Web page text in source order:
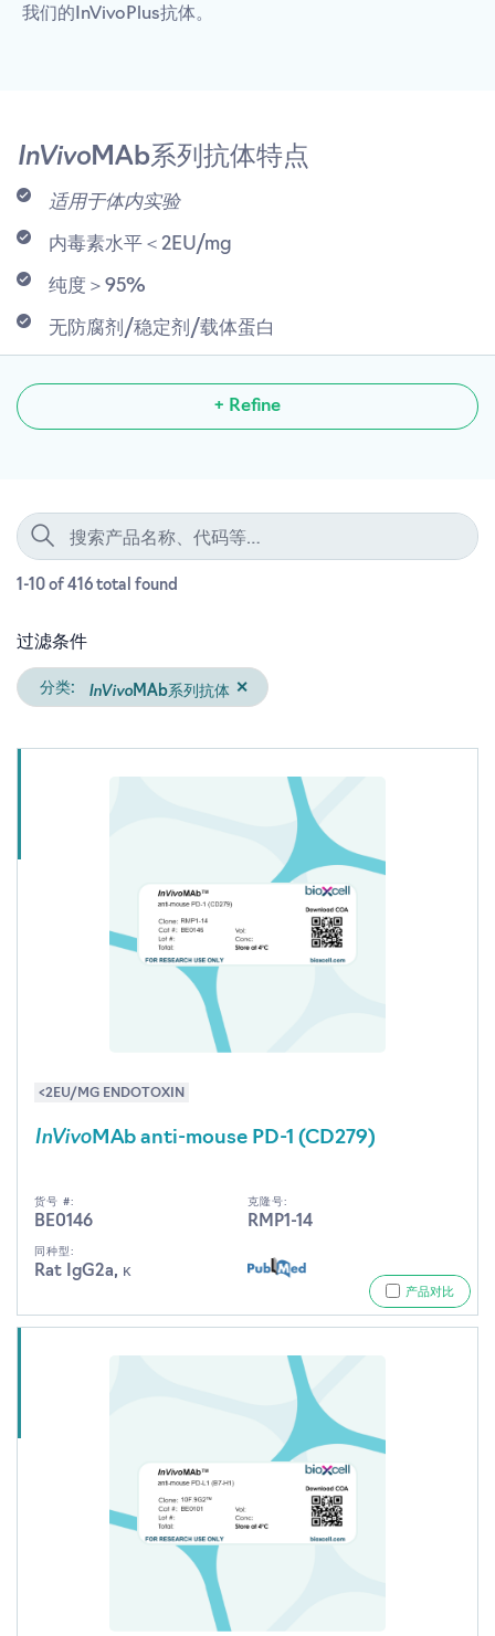
我们的InVivoPlus抗体。
InVivoMAb系列抗体特点
适用于体内实验
内毒素水平＜2EU/mg
纯度＞95%
无防腐剂/稳定剂/载体蛋白
+ Refine
1-10 of 416 total found
过滤条件
分类: InVivoMAb系列抗体 ✕
<2EU/MG ENDOTOXIN
InVivoMAb anti-mouse PD-1 (CD279)
货号 #:
BE0146
克隆号:
RMP1-14
同种型:
Rat IgG2a, κ
产品对比